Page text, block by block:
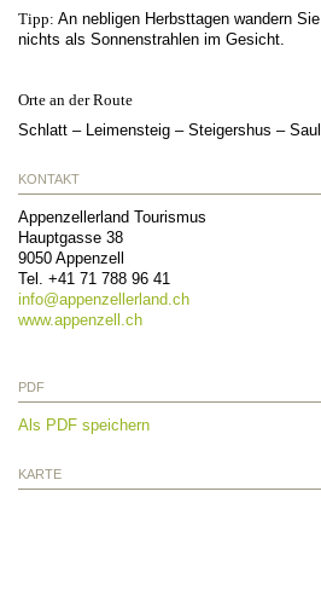
Tipp: An nebligen Herbsttagen wandern
nichts als Sonnenstrahlen im Gesicht.
Orte an der Route
Schlatt – Leimensteig – Steigershus –
KONTAKT
Appenzellerland Tourismus
Hauptgasse 38
9050 Appenzell
Tel. +41 71 788 96 41
info@appenzellerland.ch
www.appenzell.ch
PDF
Als PDF speichern
KARTE